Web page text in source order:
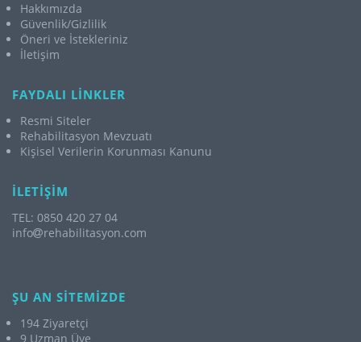
Hakkımızda
Güvenlik/Gizlilik
Öneri ve İstekleriniz
İletişim
FAYDALI LİNKLER
Resmi Siteler
Rehabilitasyon Mevzuatı
Kişisel Verilerin Korunması Kanunu
İLETİŞİM
TEL: 0850 420 27 04
info
rehabilitasyon.com
ŞU AN SİTEMİZDE
194 Ziyaretçi
9 Uzman Üye